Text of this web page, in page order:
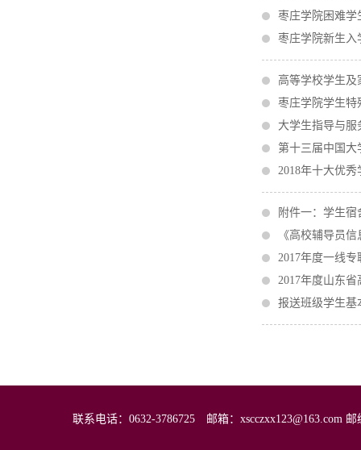
枣庄学院困难学
枣庄学院新生入
高等学校学生及
枣庄学院学生特
大学生指导与
第十三届中国
2018年十大优
附件一：学生
《高校辅导员
2017年度一线
2017年度山东
报送班级学生基
联系电话：0632-3786725 邮箱：xscczxx123@163.com